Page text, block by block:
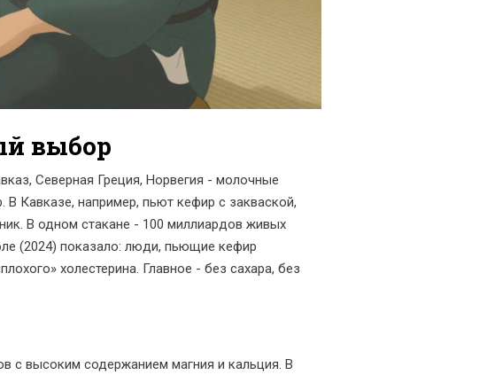
выбор
Северная Греция, Норвегия - молочные
В Кавказе, например, пьют кефир с закваской,
В одном стакане - 100 миллиардов живых
(2024) показало: люди, пьющие кефир
холестерина. Главное - без сахара, без
с высоким содержанием магния и кальция. В